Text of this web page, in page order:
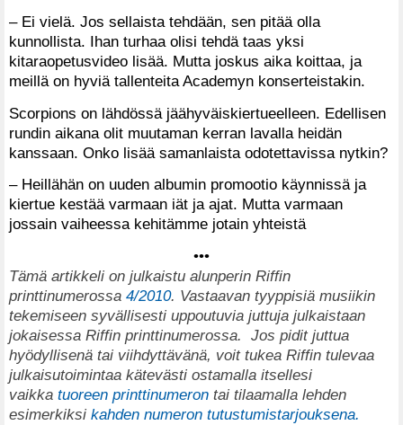
– Ei vielä. Jos sellaista tehdään, sen pitää olla
kunnollista. Ihan turhaa olisi tehdä taas yksi
kitaraopetusvideo lisää. Mutta joskus aika koittaa, ja
meillä on hyviä tallenteita Academyn konserteistakin.
Scorpions on lähdössä jäähyväiskiertueelleen. Edellisen
rundin aikana olit muutaman kerran lavalla heidän
kanssaan. Onko lisää samanlaista odotettavissa nytkin?
– Heillähän on uuden albumin promootio käynnissä ja
kiertue kestää varmaan iät ja ajat. Mutta varmaan
jossain vaiheessa kehitämme jotain yhteistä
•••
Tämä artikkeli on julkaistu alunperin Riffin
printtinumerossa 4/2010. Vastaavan tyyppisiä musiikin
tekemiseen syvällisesti uppoutuvia juttuja julkaistaan
jokaisessa Riffin printtinumerossa. Jos pidit juttua
hyödyllisenä tai viihdyttävänä, voit tukea Riffin tulevaa
julkaisutoimintaa kätevästi ostamalla itsellesi
vaikka tuoreen printtinumeron tai tilaamalla lehden
esimerkiksi kahden numeron tutustumistarjouksena.